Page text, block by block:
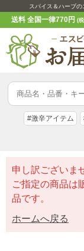
スパイス＆ハーブの
送料 全国一律770円(
#激辛アイテム
申し訳ございま
ご指定の商品は
品です。
ホームへ戻る